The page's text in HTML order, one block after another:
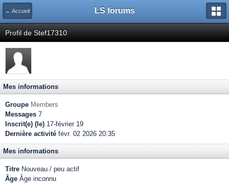
← Accueil LS forums
Profil de Stef17310
Mes informations
Groupe Members
Messages 7
Inscrit(e) (le) 17-février 19
Dernière activité févr. 02 2026 20:35
Mes informations
Titre Nouveau / peu actif
Âge Âge inconnu